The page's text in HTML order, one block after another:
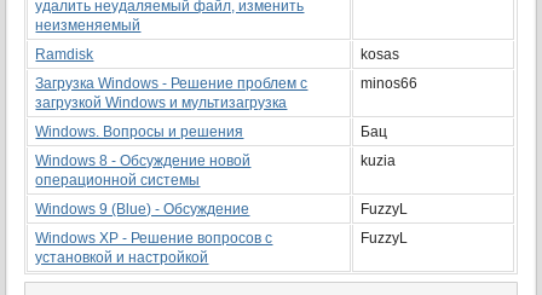
удалить неудаляемый файл, изменить
неизменяемый
Ramdisk
kosas
Загрузка Windows - Решение проблем с
загрузкой Windows и мультизагрузка
minos66
Windows. Вопросы и решения
Бац
Windows 8 - Обсуждение новой
операционной системы
kuzia
Windows 9 (Blue) - Обсуждение
FuzzyL
Windows ХР - Решение вопросов с
установкой и настройкой
FuzzyL